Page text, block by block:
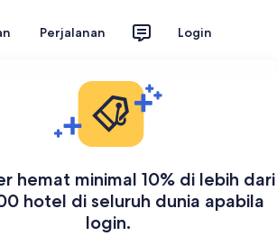
Perjalanan Login
hemat minimal 10% di lebih dari
hotel di seluruh dunia apabila
login.